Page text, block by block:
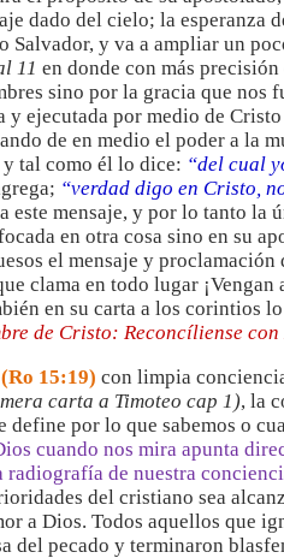
dado del cielo; la esperanza
Salvador, y va a ampliar un
11 en donde con más
sino por la gracia que nos
ejecutada por medio de
de en medio el poder a la
tal como él lo dice: “del cual
“verdad digo en Cristo,
este mensaje, y por lo tanto la
en otra cosa sino en su
el mensaje y
clama en todo lugar
en su carta a los corintios
de Cristo: Reconcíliense con
(Ro 15:19) con limpia
carta a Timoteo cap 1), la
por lo que sabemos o
cuando nos mira apunta
radiografía de nuestra
del cristiano sea
a Dios. Todos aquellos que
del pecado y terminaron